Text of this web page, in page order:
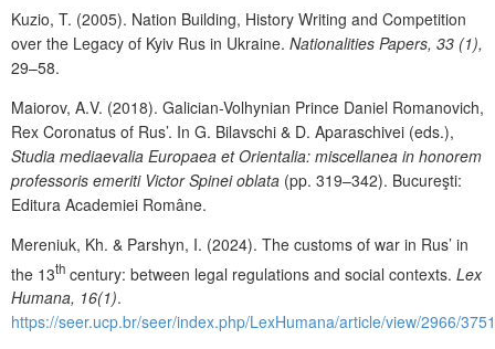
Kuzio, T. (2005). Nation Building, History Writing and Competition
over the Legacy of Kyiv Rus in Ukraine. Nationalities Papers, 33 (1),
29–58.
Maiorov, A.V. (2018). Galician-Volhynian Prince Daniel Romanovich,
Rex Coronatus of Rus’. In G. Bilavschi & D. Aparaschivei (eds.),
Studia mediaevalia Europaea et Orientalia: miscellanea in honorem
professoris emeriti Victor Spinei oblata (pp. 319–342). Bucureşti:
Editura Academiei Române.
Mereniuk, Kh. & Parshyn, I. (2024). The customs of war in Rus’ in
the 13th century: between legal regulations and social contexts. Lex
Humana, 16(1).
https://seer.ucp.br/seer/index.php/LexHumana/article/view/2966/3751